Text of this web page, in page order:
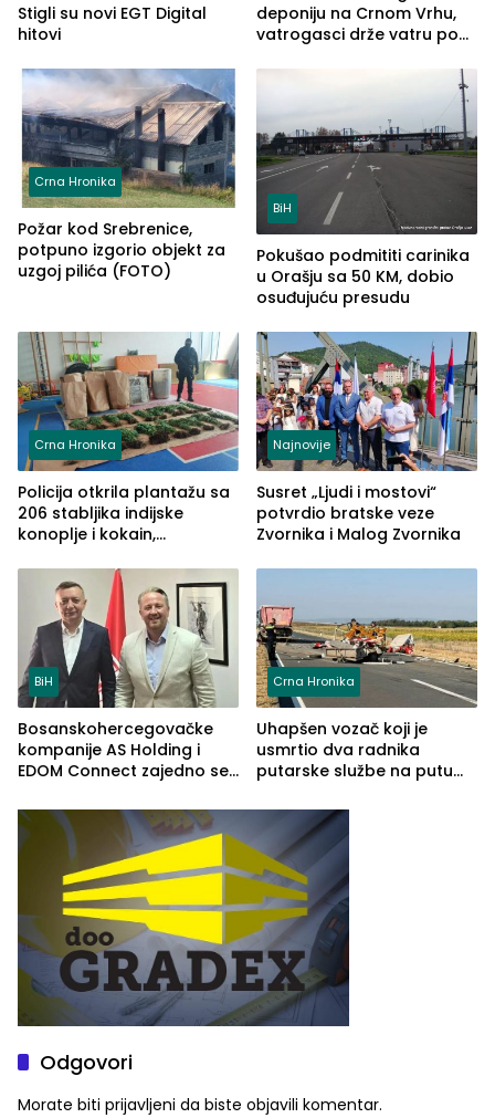
Stigli su novi EGT Digital
hitovi
deponiju na Crnom Vrhu,
vatrogasci drže vatru pod
Crna Hronika
Požar kod Srebrenice,
potpuno izgorio objekt za
uzgoj pilića (FOTO)
BiH
Pokušao podmititi carinika
u Orašju sa 50 KM, dobio
osuđujuću presudu
Crna Hronika
Policija otkrila plantažu sa
206 stabljika indijske
konoplje i kokain,
(FOTO)
Najnovije
Susret „Ljudi i mostovi“
potvrdio bratske veze
Zvornika i Malog Zvornika
BiH
Bosanskohercegovačke
kompanije AS Holding i
EDOM Connect zajedno se
Crna Hronika
Uhapšen vozač koji je
usmrtio dva radnika
putarske službe na putu
(FOTO)
Odgovori
Morate biti prijavljeni da biste objavili komentar.